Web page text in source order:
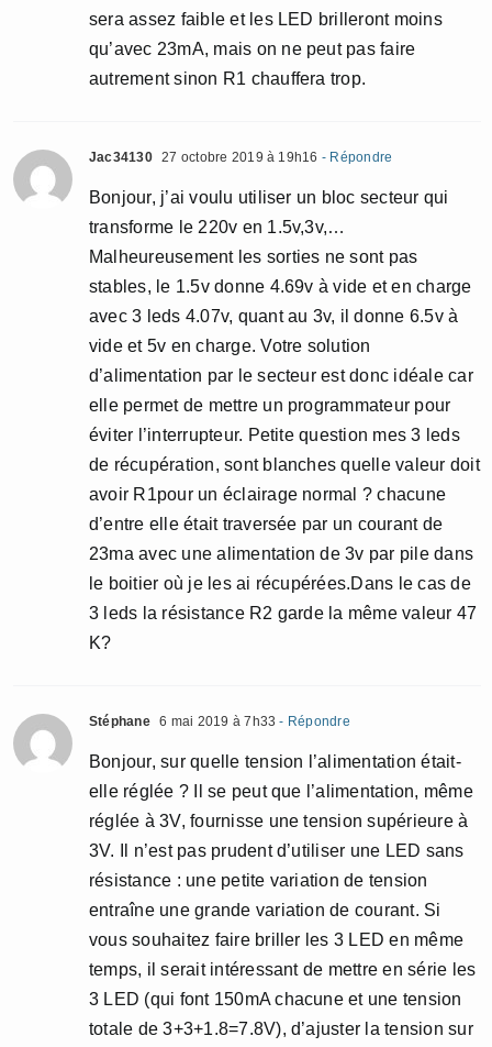
sera assez faible et les LED brilleront moins
qu’avec 23mA, mais on ne peut pas faire
autrement sinon R1 chauffera trop.
Jac34130 27 octobre 2019 à 19h16 - Répondre
Bonjour, j’ai voulu utiliser un bloc secteur qui
transforme le 220v en 1.5v,3v,…
Malheureusement les sorties ne sont pas
stables, le 1.5v donne 4.69v à vide et en charge
avec 3 leds 4.07v, quant au 3v, il donne 6.5v à
vide et 5v en charge. Votre solution
d’alimentation par le secteur est donc idéale car
elle permet de mettre un programmateur pour
éviter l’interrupteur. Petite question mes 3 leds
de récupération, sont blanches quelle valeur doit
avoir R1pour un éclairage normal ? chacune
d’entre elle était traversée par un courant de
23ma avec une alimentation de 3v par pile dans
le boitier où je les ai récupérées.Dans le cas de
3 leds la résistance R2 garde la même valeur 47
K?
Stéphane 6 mai 2019 à 7h33 - Répondre
Bonjour, sur quelle tension l’alimentation était-
elle réglée ? Il se peut que l’alimentation, même
réglée à 3V, fournisse une tension supérieure à
3V. Il n’est pas prudent d’utiliser une LED sans
résistance : une petite variation de tension
entraîne une grande variation de courant. Si
vous souhaitez faire briller les 3 LED en même
temps, il serait intéressant de mettre en série les
3 LED (qui font 150mA chacune et une tension
totale de 3+3+1.8=7.8V), d’ajuster la tension sur